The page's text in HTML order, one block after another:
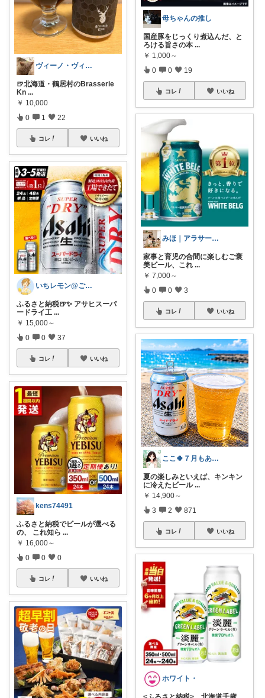
ヴィーノ・ヴィアーレ🍻🍷
🍺北海道・鶴居村のBrasserie
Kn ...
￥ 10,000
0 1 22
コレ いいね
いちレモン@ご購入感謝です🍋✨️
ふるさと納税🍺✨️ アサヒスーパ
ードライ工 ...
￥ 15,000～
0 0 37
コレ いいね
kens74491
ふるさと納税でビールが選べる
の、 これ知ら ...
￥ 16,000～
0 0 0
コレ いいね
母ちゃんの推し
国産豚をじっくり煮込んだ、と
ろける旨さの本 ...
￥ 1,000～
0 0 19
コレ いいね
みほ｜アラサー主婦｜共働き｜2児育児中
家事と育児の合間に楽しむご褒
美ビール、これ ...
￥ 7,000～
0 0 3
コレ いいね
ここ🍀７月もありがとう🍀
夏の楽しみといえば、キンキン
に冷えたビール ...
￥ 14,900～
3 2 871
コレ いいね
ホワイト・